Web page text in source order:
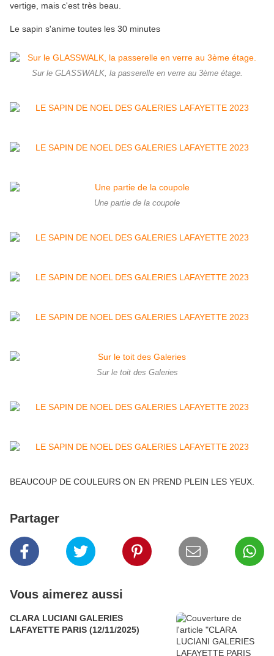
vertige, mais c'est très beau.
Le sapin s'anime toutes les 30 minutes
Sur le GLASSWALK, la passerelle en verre au 3ème étage.
Une partie de la coupole
Sur le toit des Galeries
BEAUCOUP DE COULEURS ON EN PREND PLEIN LES YEUX.
Partager
Vous aimerez aussi
CLARA LUCIANI GALERIES
LAFAYETTE PARIS (12/11/2025)